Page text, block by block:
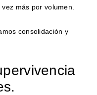
más por volumen.
consolidación y